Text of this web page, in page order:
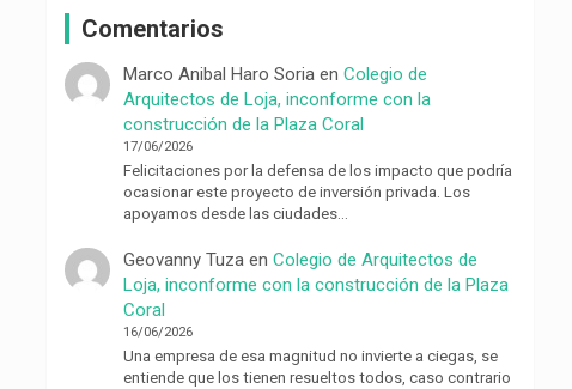
Comentarios
Marco Anibal Haro Soria enColegio de
Arquitectos de Loja, inconforme con la
construcción de la Plaza Coral
17/06/2026
Felicitaciones por la defensa de los impacto que podría
ocasionar este proyecto de inversión privada. Los
apoyamos desde las ciudades…
Geovanny Tuza enColegio de Arquitectos de
Loja, inconforme con la construcción de la Plaza
Coral
16/06/2026
Una empresa de esa magnitud no invierte a ciegas, se
entiende que los tienen resueltos todos, caso contrario